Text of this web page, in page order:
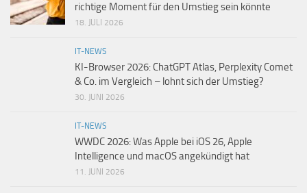
richtige Moment für den Umstieg sein könnte
18. JULI 2026
IT-NEWS
KI-Browser 2026: ChatGPT Atlas, Perplexity Comet
& Co. im Vergleich – lohnt sich der Umstieg?
30. JUNI 2026
IT-NEWS
WWDC 2026: Was Apple bei iOS 26, Apple
Intelligence und macOS angekündigt hat
11. JUNI 2026